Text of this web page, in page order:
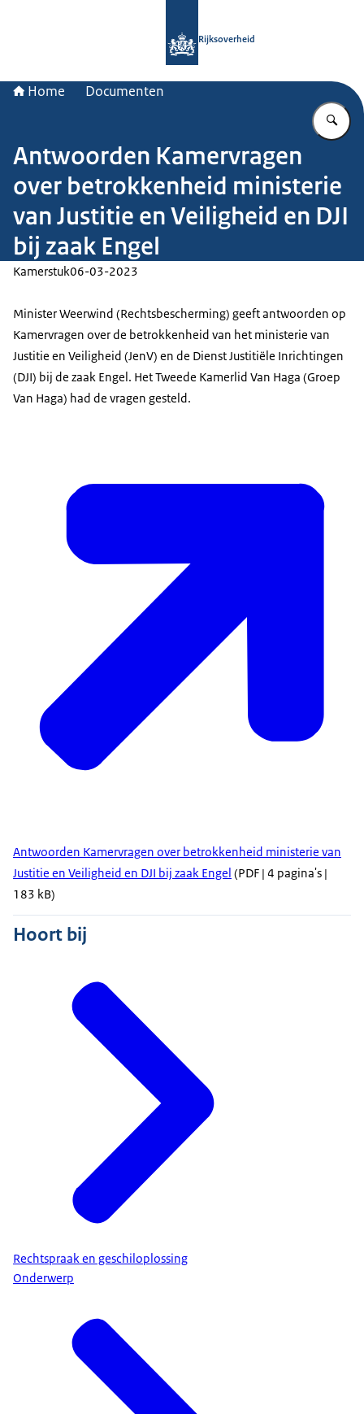
Rijksoverheid
Home Documenten
Antwoorden Kamervragen
over betrokkenheid ministerie
van Justitie en Veiligheid en DJI
bij zaak Engel
Kamerstuk06-03-2023
Minister Weerwind (Rechtsbescherming) geeft antwoorden op
Kamervragen over de betrokkenheid van het ministerie van
Justitie en Veiligheid (JenV) en de Dienst Justitiële Inrichtingen
(DJI) bij de zaak Engel. Het Tweede Kamerlid Van Haga (Groep
Van Haga) had de vragen gesteld.
Antwoorden Kamervragen over betrokkenheid ministerie van
Justitie en Veiligheid en DJI bij zaak Engel (PDF | 4 pagina's |
183 kB)
Hoort bij
Rechtspraak en geschiloplossing
Onderwerp